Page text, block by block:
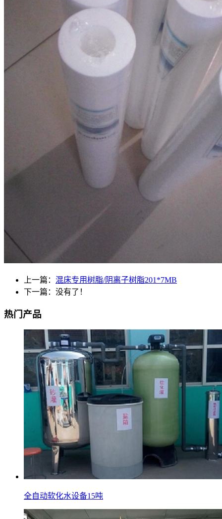
上一篇： 混床专用树脂/阴离子树脂201*7MB
下一篇：没有了！
热门产品
全自动软化水设备15吨